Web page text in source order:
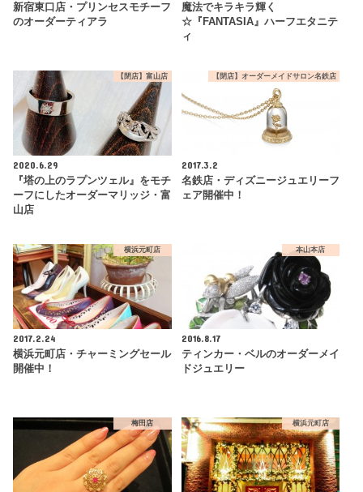
新宿東口店・プリンセスモチーフ
のオーダーティアラ
魔法でキラキラ輝く
☆『FANTASIA』ハーフエタニテ
ィ
【閉店】富山店
2020.6.29
『塔の上のラプンツェル』をモチ
ーフにしたオーダーマリッジ・富
山店
【閉店】オーダーメイドサロン名鉄店
2017.3.2
名鉄店・ディズニージュエリーフ
ェア開催中！
横浜元町店
2017.2.24
横浜元町店・チャーミングセール
開催中！
本山本店
2016.8.17
ティンカー・ベルのオーダーメイ
ドジュエリー
梅田店 横浜元町店